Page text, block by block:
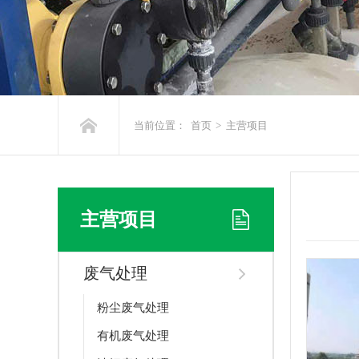
当前位置： 首页 > 主营项目
主营项目
废气处理
粉尘废气处理
有机废气处理